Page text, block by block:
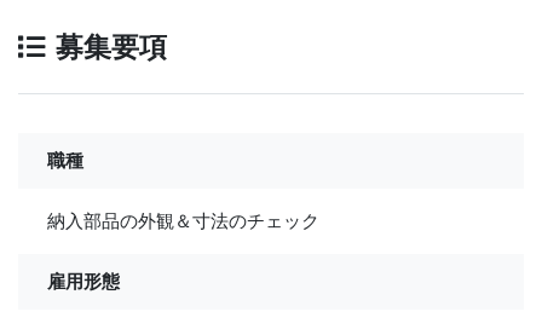
募集要項
職種
納入部品の外観＆寸法のチェック
雇用形態